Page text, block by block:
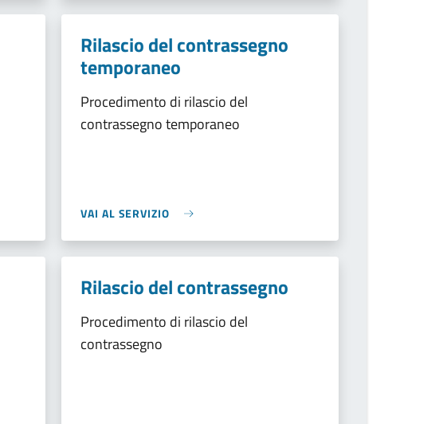
Rilascio del contrassegno
temporaneo
Procedimento di rilascio del
contrassegno temporaneo
VAI AL SERVIZIO
Rilascio del contrassegno
Procedimento di rilascio del
contrassegno